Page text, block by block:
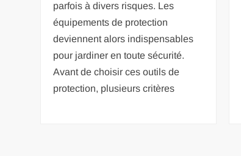
parfois à divers risques. Les
équipements de protection
deviennent alors indispensables
pour jardiner en toute sécurité.
Avant de choisir ces outils de
protection, plusieurs critères